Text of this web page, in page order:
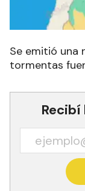
Se emitió una
tormentas